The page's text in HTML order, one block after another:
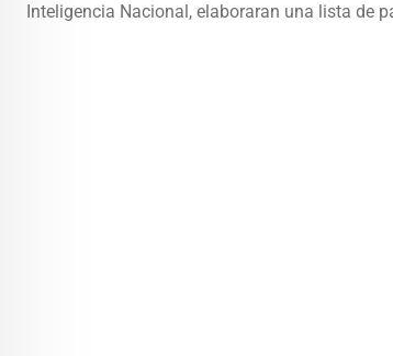
Inteligencia Nacional, elaboraran una lista de